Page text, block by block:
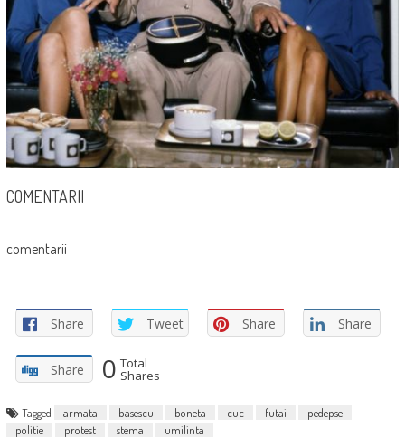
COMENTARII
comentarii
Share Tweet Share Share
Share 0 Total
Shares
Tagged armata basescu boneta cuc futai
pedepse
politie
protest stema umilinta